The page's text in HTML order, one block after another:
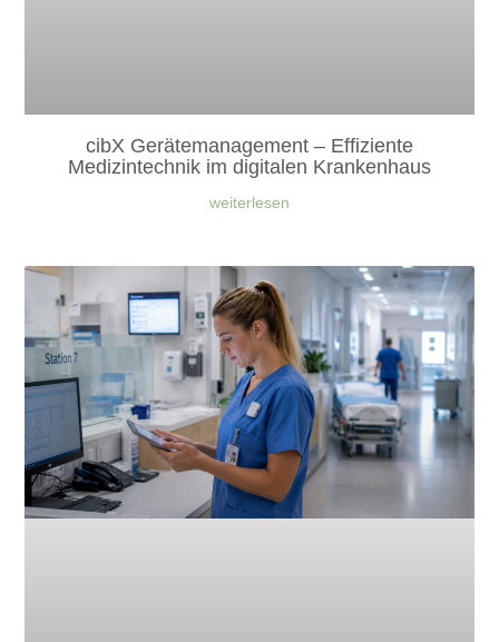
cibX Gerätemanagement – Effiziente
Medizintechnik im digitalen Krankenhaus
weiterlesen